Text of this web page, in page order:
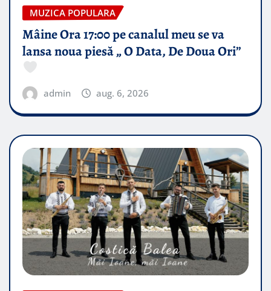
MUZICA POPULARA
Mâine Ora 17:00 pe canalul meu se va
lansa noua piesă „ O Data, De Doua Ori”
admin aug. 6, 2026